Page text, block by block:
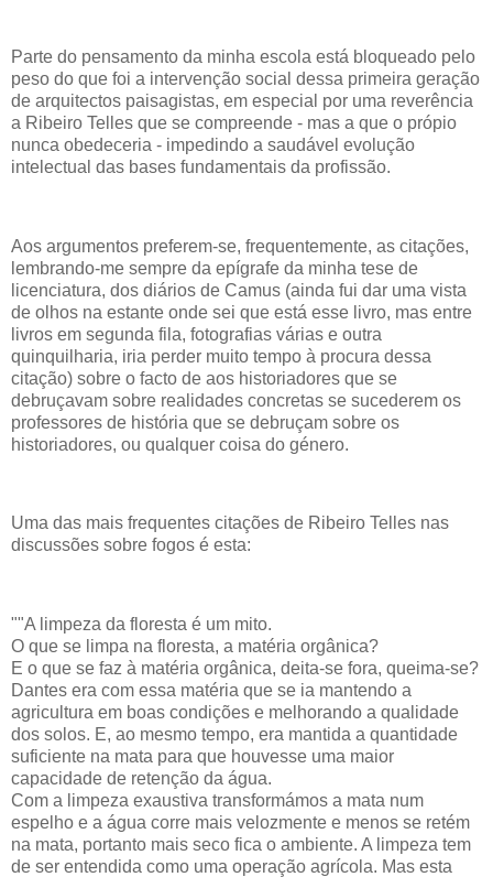
Parte do pensamento da minha escola está bloqueado pelo
peso do que foi a intervenção social dessa primeira geração
de arquitectos paisagistas, em especial por uma reverência
a Ribeiro Telles que se compreende - mas a que o própio
nunca obedeceria - impedindo a saudável evolução
intelectual das bases fundamentais da profissão.
Aos argumentos preferem-se, frequentemente, as citações,
lembrando-me sempre da epígrafe da minha tese de
licenciatura, dos diários de Camus (ainda fui dar uma vista
de olhos na estante onde sei que está esse livro, mas entre
livros em segunda fila, fotografias várias e outra
quinquilharia, iria perder muito tempo à procura dessa
citação) sobre o facto de aos historiadores que se
debruçavam sobre realidades concretas se sucederem os
professores de história que se debruçam sobre os
historiadores, ou qualquer coisa do género.
Uma das mais frequentes citações de Ribeiro Telles nas
discussões sobre fogos é esta:
""A limpeza da floresta é um mito.
O que se limpa na floresta, a matéria orgânica?
E o que se faz à matéria orgânica, deita-se fora, queima-se?
Dantes era com essa matéria que se ia mantendo a
agricultura em boas condições e melhorando a qualidade
dos solos. E, ao mesmo tempo, era mantida a quantidade
suficiente na mata para que houvesse uma maior
capacidade de retenção da água.
Com a limpeza exaustiva transformámos a mata num
espelho e a água corre mais velozmente e menos se retém
na mata, portanto mais seco fica o ambiente. A limpeza tem
de ser entendida como uma operação agrícola. Mas esta